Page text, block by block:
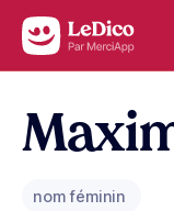
Aller au contenu
nom féminin